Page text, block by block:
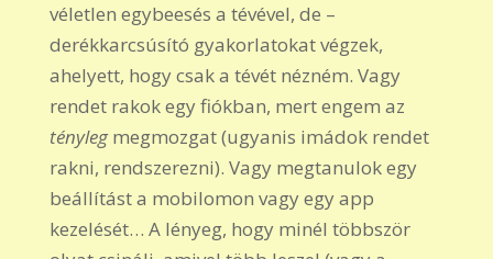
véletlen egybeesés a tévével, de –
derékkarcsúsító gyakorlatokat végzek,
ahelyett, hogy csak a tévét nézném. Vagy
rendet rakok egy fiókban, mert engem az
ténylegmegmozgat (ugyanis imádok rendet
rakni, rendszerezni). Vagy megtanulok egy
beállítást a mobilomon vagy egy app
kezelését… A lényeg, hogy minél többször